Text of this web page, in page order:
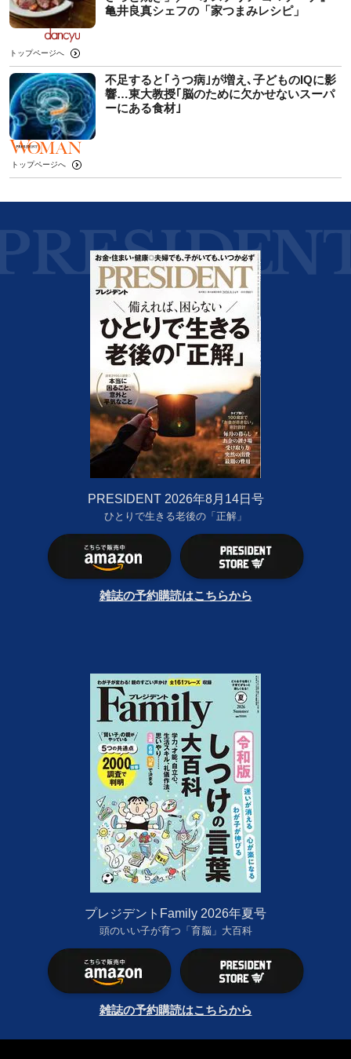
亀井良真シェフの「家つまみレシピ」
トップページへ
不足すると｢うつ病｣が増え､子どものIQに影
響…東大教授｢脳のために欠かせないスーパ
ーにある食材｣
トップページへ
PRESIDENT 2026年8月14日号
ひとりで生きる老後の「正解」
雑誌の予約購読はこちらから
プレジデントFamily 2026年夏号
頭のいい子が育つ「育脳」大百科
雑誌の予約購読はこちらから